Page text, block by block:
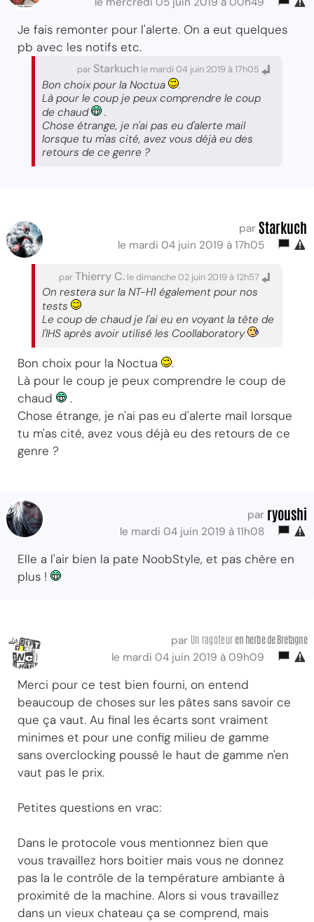
Je fais remonter pour l'alerte. On a eut quelques
pb avec les notifs etc.
par Starkuch le mardi 04 juin 2019 à 17h05
Bon choix pour la Noctua
.
Là pour le coup je peux comprendre le coup
de chaud
.
Chose étrange, je n'ai pas eu d'alerte mail
lorsque tu m'as cité, avez vous déjà eu des
retours de ce genre ?
par Starkuch
le mardi 04 juin 2019 à 17h05
parThierry C. le dimanche 02 juin 2019 à 12h57
On restera sur la NT-H1 également pour nos
tests
Le coup de chaud je l'ai eu en voyant la tête de
l'IHS après avoir utilisé les Coollaboratory
Bon choix pour la Noctua
.
Là pour le coup je peux comprendre le coup de
chaud
.
Chose étrange, je n'ai pas eu d'alerte mail lorsque
tu m'as cité, avez vous déjà eu des retours de ce
genre ?
par ryoushi
le mardi 04 juin 2019 à 11h08
Elle a l'air bien la pate NoobStyle, et pas chère en
plus !
par Un ragoteur en herbede Bretagne
le mardi 04 juin 2019 à 09h09
Merci pour ce test bien fourni, on entend
beaucoup de choses sur les pâtes sans savoir ce
que ça vaut. Au final les écarts sont vraiment
minimes et pour une config milieu de gamme
sans overclocking poussé le haut de gamme n'en
vaut pas le prix.
Petites questions en vrac:
Dans le protocole vous mentionnez bien que
vous travaillez hors boitier mais vous ne donnez
pas la le contrôle de la température ambiante à
proximité de la machine. Alors si vous travaillez
dans un vieux chateau ça se comprend, mais